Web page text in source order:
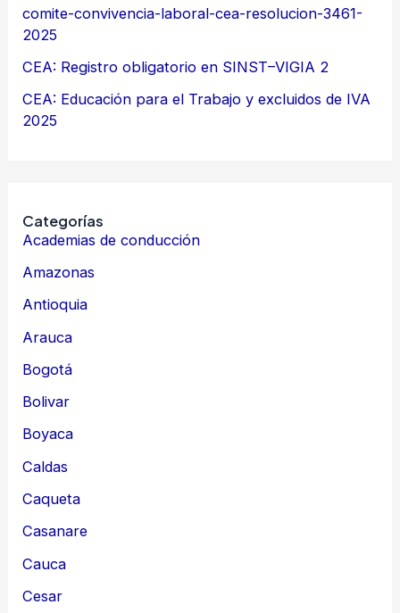
comite-convivencia-laboral-cea-resolucion-3461-
2025
CEA: Registro obligatorio en SINST–VIGIA 2
CEA: Educación para el Trabajo y excluidos de IVA
2025
Categorías
Academias de conducción
Amazonas
Antioquia
Arauca
Bogotá
Bolivar
Boyaca
Caldas
Caqueta
Casanare
Cauca
Cesar